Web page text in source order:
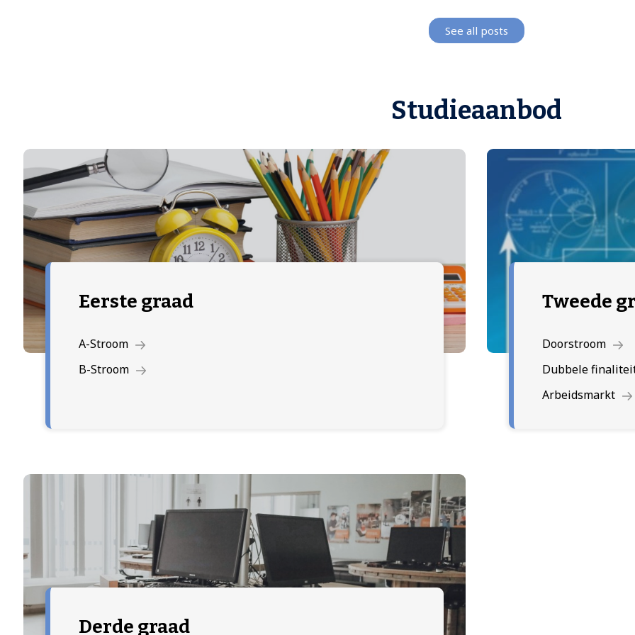
See all posts
Studieaanbod
Eerste graad
A-Stroom
B-Stroom
Tweede
Doorstroom
Dubbele
Arbeidsmarkt
Derde graad